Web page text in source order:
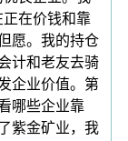
在价钱和靠
愿。我的持仓
计和老友去骑
企业价值。第
哪些企业靠
紫金矿业，我